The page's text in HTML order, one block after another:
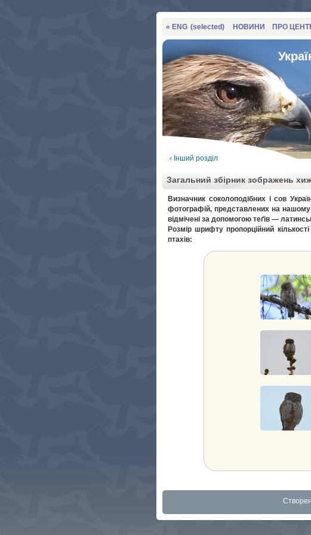
« ENG (selected) НОВИНИ ПРО
‹ Інший розділ
Загальний збірник зображень
Визначник соколоподібних і сов
фотографій, представлених на нашому
відмічені за допомогою теґів —
Розмір шрифту пропорційний
птахів: